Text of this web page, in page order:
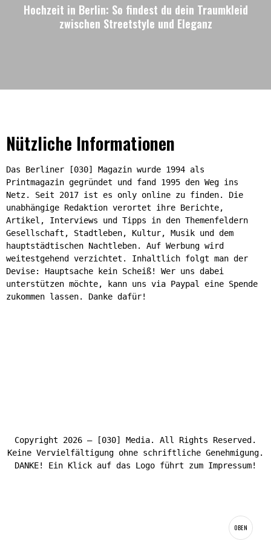
Hochzeit in Berlin: So findest du dein Traumkleid
zwischen Streetstyle und Eleganz
Nützliche Informationen
Das Berliner [030] Magazin wurde 1994 als
Printmagazin gegründet und fand 1995 den Weg ins
Netz. Seit 2017 ist es only online zu finden. Die
unabhängige Redaktion verortet ihre Berichte,
Artikel, Interviews und Tipps in den Themenfeldern
Gesellschaft, Stadtleben, Kultur, Musik und dem
hauptstädtischen Nachtleben. Auf Werbung wird
weitestgehend verzichtet. Inhaltlich folgt man der
Devise: Hauptsache kein Scheiß! Wer uns dabei
unterstützen möchte, kann uns via Paypal eine Spende
zukommen lassen. Danke dafür!
Copyright 2026 – [030] Media. All Rights Reserved.
Keine Vervielfältigung ohne schriftliche Genehmigung.
DANKE! Ein Klick auf das Logo führt zum Impressum!
OBEN